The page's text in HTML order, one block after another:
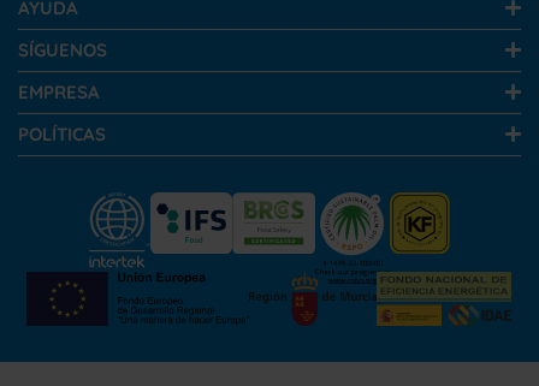
AYUDA
SÍGUENOS
EMPRESA
POLÍTICAS